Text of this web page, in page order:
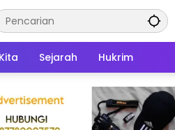
Sejarah Hukrim